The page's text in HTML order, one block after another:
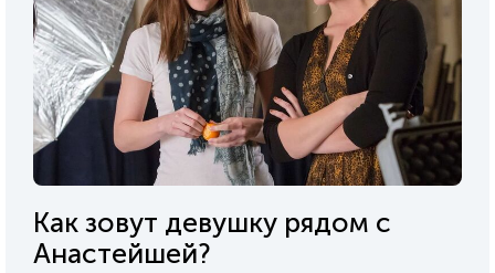
Как зовут девушку рядом с
Анастейшей?